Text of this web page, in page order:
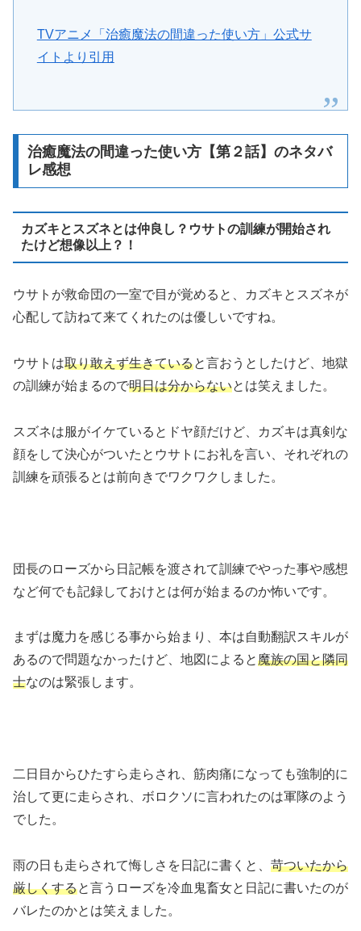
TVアニメ「治癒魔法の間違った使い方」公式サ
イトより引用
治癒魔法の間違った使い方【第２話】のネタバ
レ感想
カズキとスズネとは仲良し？ウサトの訓練が開始され
たけど想像以上？！
ウサトが救命団の一室で目が覚めると、カズキとスズネが
心配して訪ねて来てくれたのは優しいですね。
ウサトは取り敢えず生きていると言おうとしたけど、地獄
の訓練が始まるので明日は分からないとは笑えました。
スズネは服がイケているとドヤ顔だけど、カズキは真剣な
顔をして決心がついたとウサトにお礼を言い、それぞれの
訓練を頑張るとは前向きでワクワクしました。
団長のローズから日記帳を渡されて訓練でやった事や感想
など何でも記録しておけとは何が始まるのか怖いです。
まずは魔力を感じる事から始まり、本は自動翻訳スキルが
あるので問題なかったけど、地図によると魔族の国と隣同
士なのは緊張します。
二日目からひたすら走らされ、筋肉痛になっても強制的に
治して更に走らされ、ボロクソに言われたのは軍隊のよう
でした。
雨の日も走らされて悔しさを日記に書くと、 苛ついたから
厳しくすると言うローズを冷血鬼畜女と日記に書いたのが
バレたのかとは笑えました。